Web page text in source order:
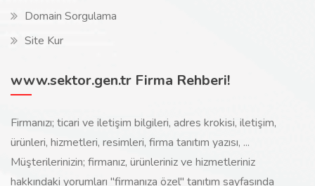
Domain Sorgulama
Site Kur
www.sektor.gen.tr Firma Rehberi!
Firmanızı; ticari ve iletişim bilgileri, adres krokisi, iletişim,
ürünleri, hizmetleri, resimleri, firma tanıtım yazısı, ...
Müşterilerinizin; firmanız, ürünleriniz ve hizmetleriniz
hakkındaki yorumları "firmanıza özel" tanıtım sayfasında